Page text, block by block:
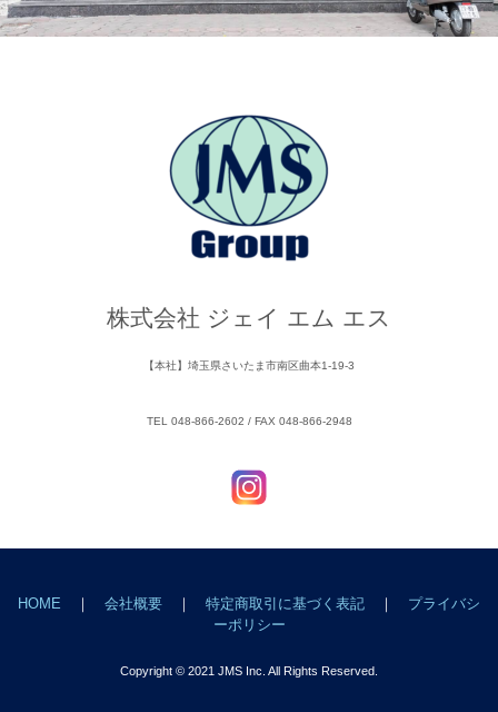
株式会社 ジェイ エム エス
【本社】埼玉県さいたま市南区曲本1-19-3
TEL 048-866-2602 / FAX 048-866-2948
HOME ｜ 会社概要 ｜ 特定商取引に基づく表記 ｜ プライバシ
ーポリシー
Copyright © 2021 JMS Inc. All Rights Reserved.